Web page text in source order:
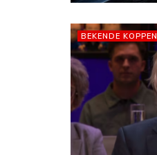
BEKENDE KOPPEN